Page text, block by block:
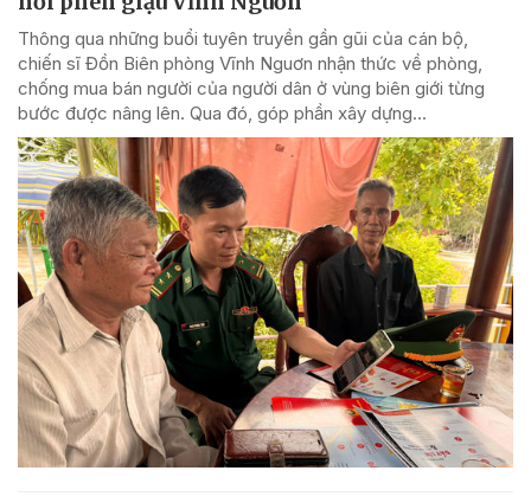
Thông qua những buổi tuyên truyền gần gũi của cán bộ,
chiến sĩ Đồn Biên phòng Vĩnh Nguơn nhận thức về phòng,
chống mua bán người của người dân ở vùng biên giới từng
bước được nâng lên. Qua đó, góp phần xây dựng...